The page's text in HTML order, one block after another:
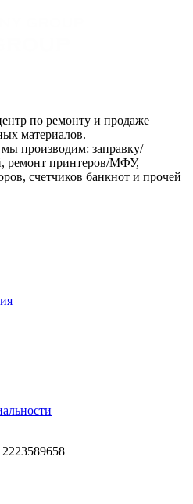
по ремонту и продаже
материалов.
производим: заправку/
ремонт принтеров/МФУ,
счетчиков банкнот и прочей